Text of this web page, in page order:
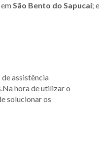
São Bento do Sapucaí; e
assistência
hora de utilizar o
solucionar os